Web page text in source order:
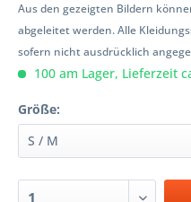
Aus den gezeigten Bildern
abgeleitet werden. Alle
sofern nicht ausdrücklich
100 am Lager, Lieferzeit
Größe: